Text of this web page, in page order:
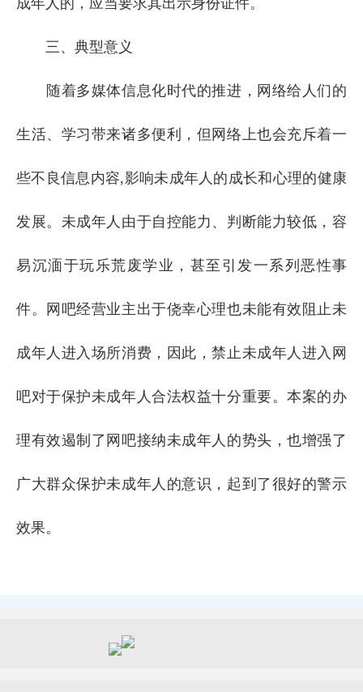
成年人的，应当要求其出示身份证件。
三、典型意义
随着多媒体信息化时代的推进，网络给人们的
生活、学习带来诸多便利，但网络上也会充斥着一
些不良信息内容,影响未成年人的成长和心理的健康
发展。未成年人由于自控能力、判断能力较低，容
易沉湎于玩乐荒废学业，甚至引发一系列恶性事
件。网吧经营业主出于侥幸心理也未能有效阻止未
成年人进入场所消费，因此，禁止未成年人进入网
吧对于保护未成年人合法权益十分重要。本案的办
理有效遏制了网吧接纳未成年人的势头，也增强了
广大群众保护未成年人的意识，起到了很好的警示
效果。